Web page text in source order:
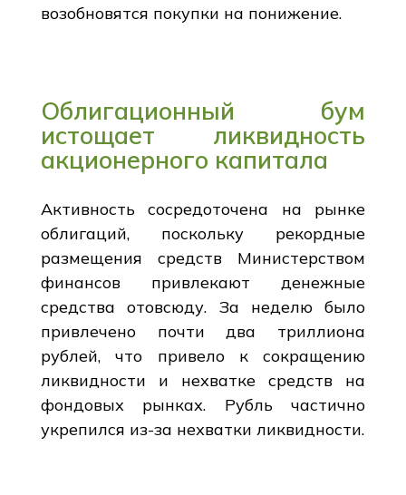
возобновятся покупки на понижение.
Облигационный бум
истощает ликвидность
акционерного капитала
Активность сосредоточена на рынке
облигаций, поскольку рекордные
размещения средств Министерством
финансов привлекают денежные
средства отовсюду. За неделю было
привлечено почти два триллиона
рублей, что привело к сокращению
ликвидности и нехватке средств на
фондовых рынках. Рубль частично
укрепился из-за нехватки ликвидности.